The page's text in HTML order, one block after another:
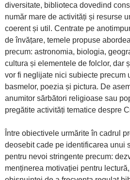
diversitate, biblioteca dovedind
număr mare de activități și resurse
coerent și util. Centrate pe
de învățare, temele propuse
precum: astronomia, biologia,
cultura și elementele de folclor, dar
vor fi neglijate nici subiecte precum
basmelor, poezia și pictura. De
anumitor sărbători religioase sau
pregătite activități tematice despre
Între obiectivele urmărite în cadrul
deosebit cade pe identificarea unui
pentru nevoi stringente precum:
menținerea motivației pentru